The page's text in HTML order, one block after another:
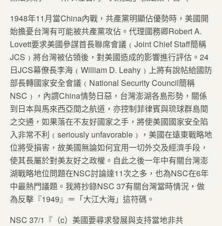
1948年11月當China內戰，共產黨明顯佔優勢時，美國開
始擔憂台灣有可能被共產黨攻佔。代理國務卿Robert A.
Lovett要求美國參謀首長聯席會議﹙Joint Chief Staff簡稱
JCS﹚將台灣被佔領後，對美國造成的影響進行評估。24
日JCS幕僚長李海﹙William D. Leahy﹚上將有說帖給國防
部長轉國家安全會議﹙National Security Council簡稱
NSC﹚，內謂China情勢日惡，台灣澎湖各島形勢，關係
到日本與馬來西亞間之航道，亦控制菲律賓與琉球群島間
之交通，如果落在不友好國家之手，將使美國國家安全陷
入非常不利﹙seriously unfavorable﹚，美國在遠東戰略地
位將受損害，故美國無論如何宜用一切外交及經濟手段，
使其長屬於對美友好之政權。自此之後一年中有關台灣澎
湖戰略地位問題在NSC討論達11次之多，也為NSC在6年
中最熱門議題。我將抄錄NSC 37有關台灣當時情況，做
為反擊『1949』＝「大江大海」這符碼。
NSC 37/1『（c）美國要尋求發展與支持當地非共